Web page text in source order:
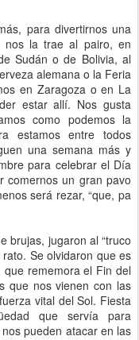
para divertirnos una
nos la trae al pairo, en
Sudán o de Bolivia, al
alemana o la Feria
en Zaragoza o en La
estar allí. Nos gusta
como podemos la
estamos entre todos
una semana más y
para celebrar el Día
comernos un gran pavo
será rezar, “que, pa
brujas, jugaron al “truco
Se olvidaron que es
rememora el Fin del
que nos vienen con las
vital del Sol. Fiesta
que servía para
pueden atacar en las